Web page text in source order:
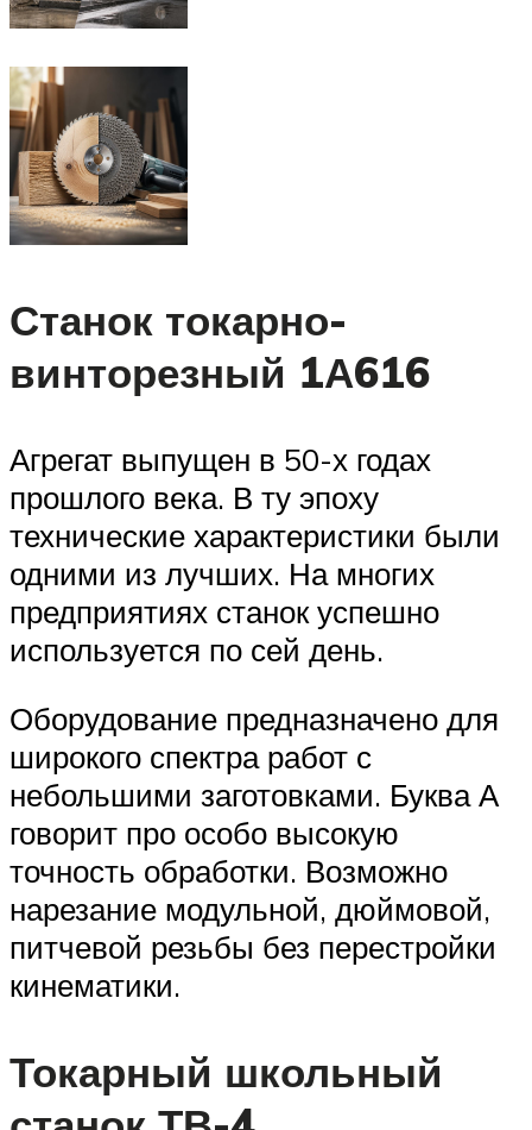
Станок токарно-
винторезный 1А616
Агрегат выпущен в 50-х годах
прошлого века. В ту эпоху
технические характеристики были
одними из лучших. На многих
предприятиях станок успешно
используется по сей день.
Оборудование предназначено для
широкого спектра работ с
небольшими заготовками. Буква А
говорит про особо высокую
точность обработки. Возможно
нарезание модульной, дюймовой,
питчевой резьбы без перестройки
кинематики.
Токарный школьный